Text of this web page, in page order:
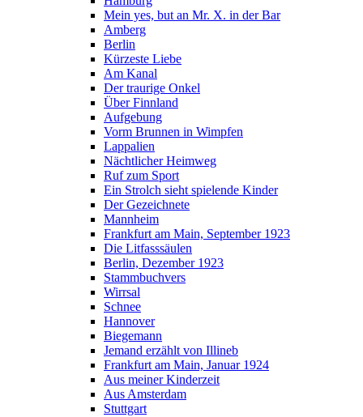
Mein yes, but an Mr. X. in der Bar
Amberg
Berlin
Kürzeste Liebe
Am Kanal
Der traurige Onkel
Über Finnland
Aufgebung
Vorm Brunnen in Wimpfen
Lappalien
Nächtlicher Heimweg
Ruf zum Sport
Ein Strolch sieht spielende Kinder
Der Gezeichnete
Mannheim
Frankfurt am Main, September 1923
Die Litfasssäulen
Berlin, Dezember 1923
Stammbuchvers
Wirrsal
Schnee
Hannover
Biegemann
Jemand erzählt von Illineb
Frankfurt am Main, Januar 1924
Aus meiner Kinderzeit
Aus Amsterdam
Stuttgart